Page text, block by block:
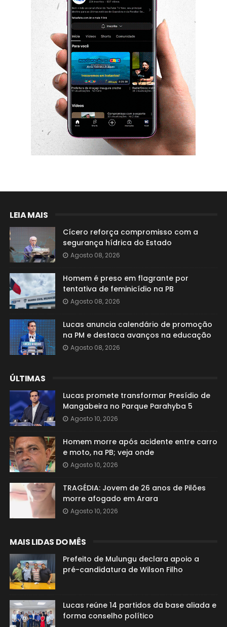
LEIA MAIS
Cícero reforça compromisso com a
segurança hídrica do Estado
Agosto 08, 2026
Homem é preso em flagrante por
tentativa de feminicídio na PB
Agosto 08, 2026
Lucas anuncia calendário de promoção
na PM e destaca avanços na educação
Agosto 08, 2026
ÚLTIMAS
Lucas promete transformar Presídio de
Mangabeira no Parque Parahyba 5
Agosto 10, 2026
Homem morre após acidente entre carro
e moto, na PB; veja onde
Agosto 10, 2026
TRAGÉDIA: Jovem de 26 anos de Pilões
morre afogado em Arara
Agosto 10, 2026
MAIS LIDAS DO MÊS
Prefeito de Mulungu declara apoio a
pré-candidatura de Wilson Filho
Lucas reúne 14 partidos da base aliada e
forma conselho político